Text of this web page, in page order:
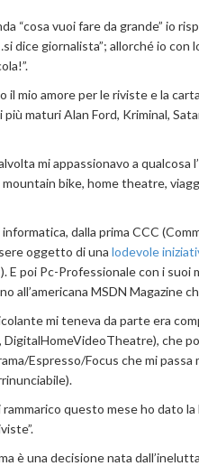
“cosa vuoi fare da grande” io
dice giornalista”; allorché io con
mio amore per le riviste e la
maturi Alan Ford, Kriminal,
mi appassionavo a
bike, home theatre,
dalla prima CCC
oggetto di una lodevole
E poi Pc-Professionale con i
all’americana MSDN Magazine
mi teneva da parte era
che
Espresso/Focus che mi passa
questo mese ho dato
è una decisione nata